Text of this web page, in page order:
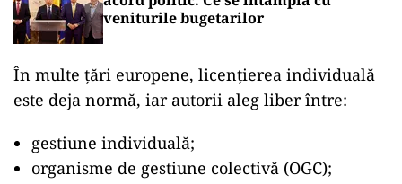
veniturile bugetarilor
În multe țări europene, licențierea individuală
este deja normă, iar autorii aleg liber între:
gestiune individuală;
organisme de gestiune colectivă (OGC);